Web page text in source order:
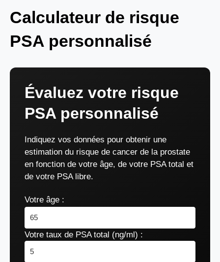
Calculateur de risque
PSA personnalisé
Évaluez votre risque
PSA personnalisé
Indiquez vos données pour obtenir une
estimation du risque de cancer de la prostate
en fonction de votre âge, de votre PSA total et
de votre PSA libre.
Votre âge :
Votre taux de PSA total (ng/ml) :